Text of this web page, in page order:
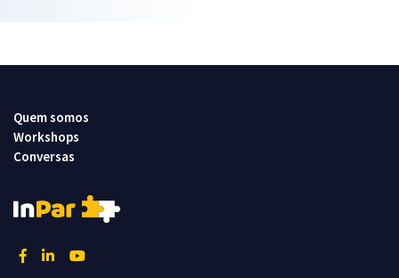
Quem somos
Workshops
Conversas